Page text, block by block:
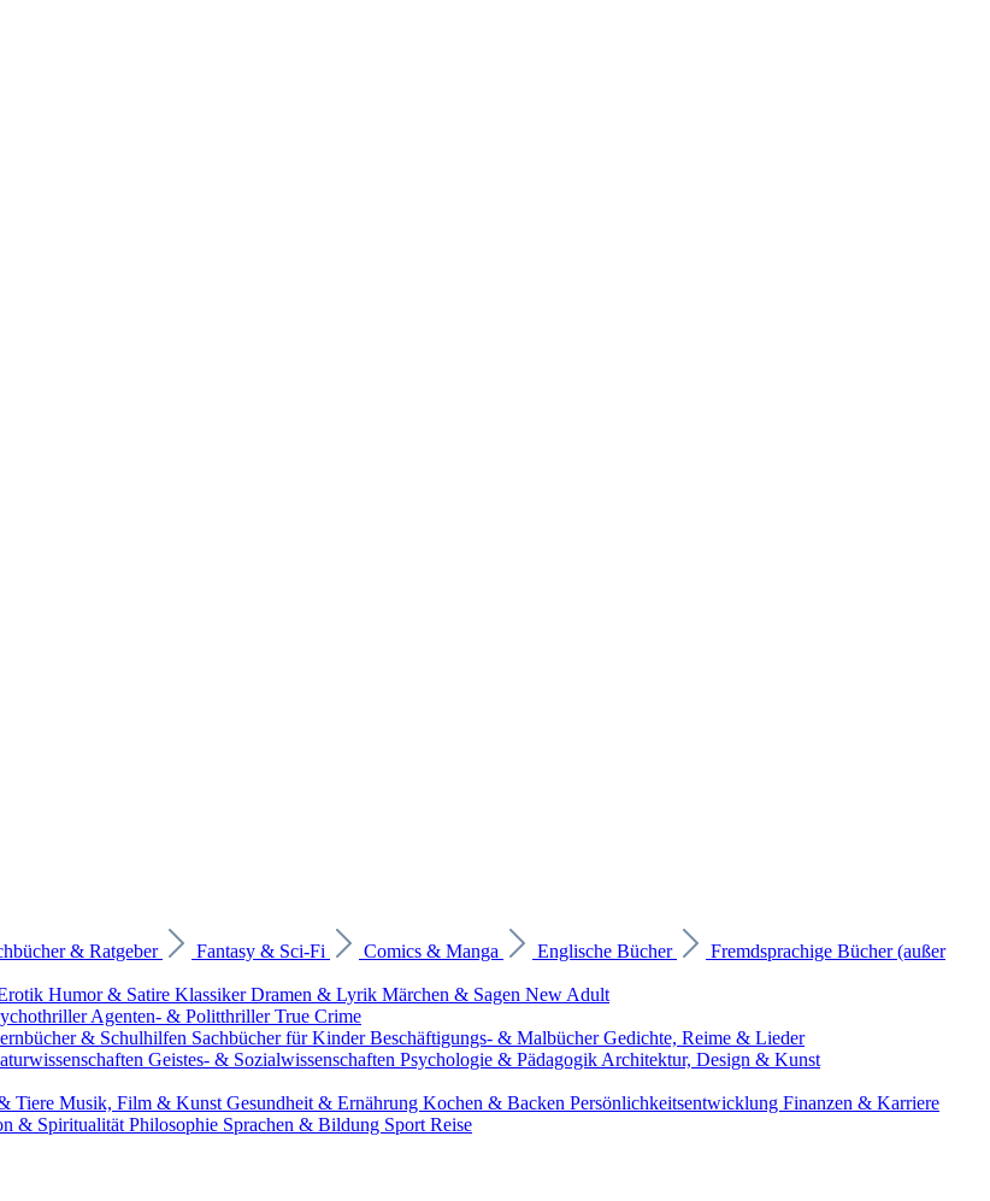
& Ratgeber Fantasy & Sci-Fi Comics & Manga Englische Bücher
Fremdsprachige Bücher (außer
Humor & Satire KlassikerDramen & Lyrik Märchen & Sagen New Adult
Agenten- & PolitthrillerTrue Crime
& Schulhilfen Sachbücher für KinderBeschäftigungs- & MalbücherGedichte, Reime & Lieder
Geistes- & Sozialwissenschaften Psychologie & Pädagogik Architektur, Design & Kunst
Tiere Musik, Film & Kunst Gesundheit & Ernährung Kochen & Backen Persönlichkeitsentwicklung Finanzen & Karriere
& Spiritualität Philosophie Sprachen & Bildung Sport Reise